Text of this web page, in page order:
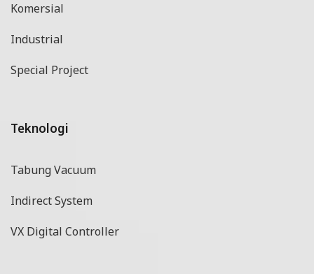
Komersial
Industrial
Special Project
Teknologi
Tabung Vacuum
Indirect System
VX Digital Controller